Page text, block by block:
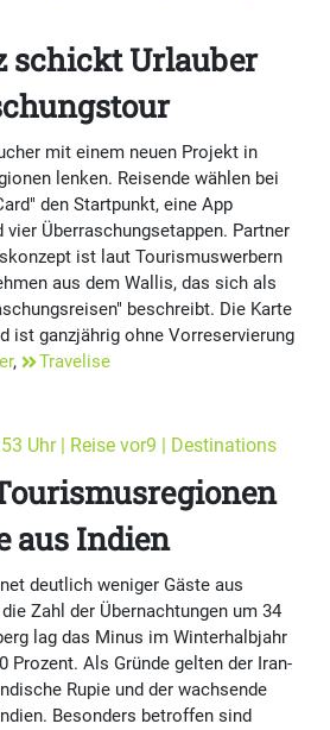
schickt Urlauber
mit einem neuen Projekt in
lenken. Reisende wählen bei
den Startpunkt, eine App
Überraschungsetappen. Partner
ist laut Tourismuswerbern
aus dem Wallis, das sich als
beschreibt. Die Karte
ist ganzjährig ohne Vorreservierung
, Travelise
Uhr | Reise vor9 | Destinations
aus Indien
deutlich weniger Gäste aus
Zahl der Übernachtungen um 34
lag das Minus im Winterhalbjahr
Prozent. Als Gründe gelten der Iran-
Rupie und der wachsende
Besonders betroffen sind